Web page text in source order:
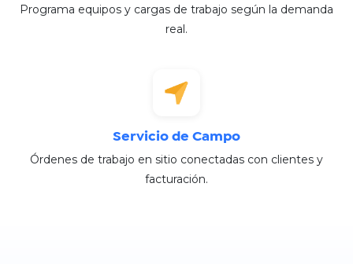
Programa equipos y cargas de trabajo según la demanda
real.​
Servicio de Campo
Órdenes de trabajo en sitio conectadas con clientes y
facturación.